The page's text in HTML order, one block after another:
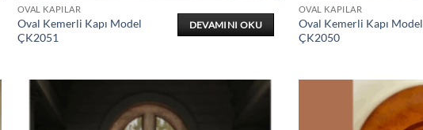
OVAL KAPILAR
Oval Kemerli Kapı Model
ÇK2051
DEVAMINI OKU
OVAL KAPILAR
Oval Kemerli Kapı Model
ÇK2050